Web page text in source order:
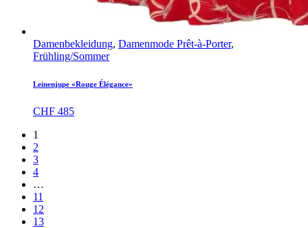
Damenbekleidung, Damenmode Prêt-à-Porter,
Frühling/Sommer
Leinenjupe «Rouge Élégance»
CHF 485
1
2
3
4
…
11
12
13